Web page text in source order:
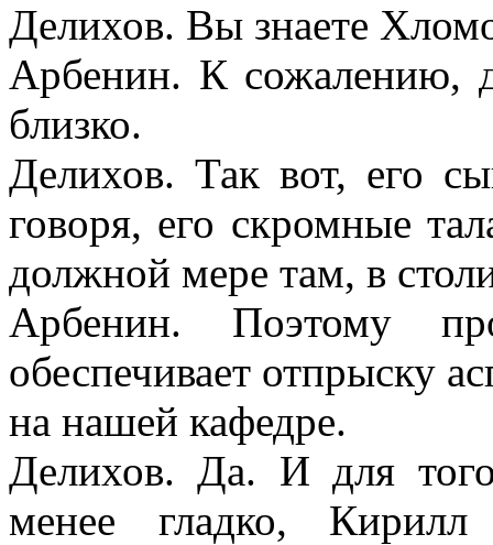
Делихов. Вы знаете
Арбенин. К сожалению,
близко.
Делихов. Так вот, его
говоря, его скромные
должной мере там, в
Арбенин. Поэтому
обеспечивает отпрыску
на нашей кафедре.
Делихов. Да. И для
менее гладко, Кирилл